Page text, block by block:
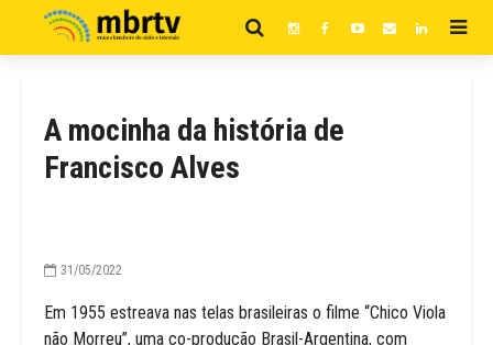
A mocinha da história de
Francisco Alves
31/05/2022
Em 1955 estreava nas telas brasileiras o filme “Chico Viola
não Morreu”, uma co-produção Brasil-Argentina, com